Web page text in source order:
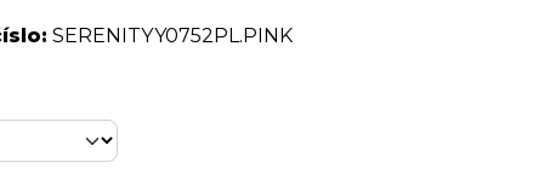
SERENITYY0752PL.PINK